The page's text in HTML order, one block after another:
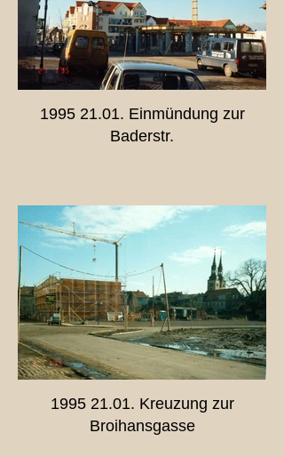
1995 21.01. Einmündung zur
Baderstr.
1995 21.01. Kreuzung zur
Broihansgasse